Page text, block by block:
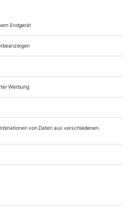
nimmt direkt neben ihr
Giovanni und goes Broadway -
Quasthoff. Ein Besuch beim
Canzonetta schnüffelt Don
roten Rose, trägt sie ins
älteren Dame in der ersten
ersten Strophe gewidmet.
glucksen beginnt und der
steigt, ist der große